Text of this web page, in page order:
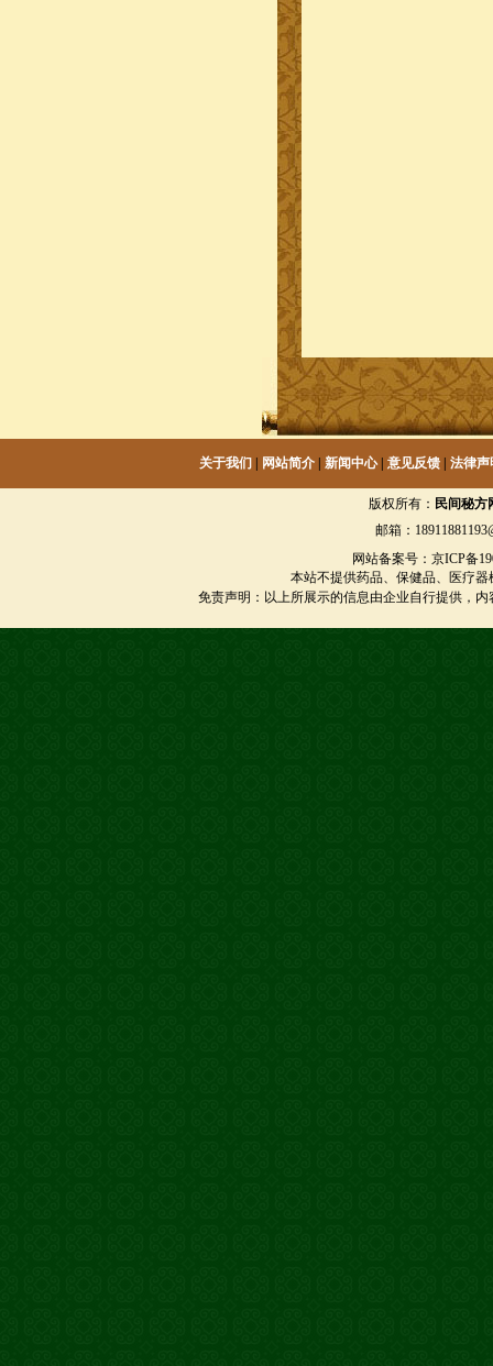
关于我们 网站简介 新闻中心| 意见反馈 法律声
版权所有： 民间秘方
邮箱：
网站备案号：京ICP备
本站不提供药品、保健品、医疗
免责声明：以上所展示的信息由企业自行提供，